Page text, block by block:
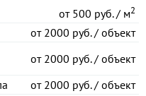
от500 руб. / м2
от2000 руб. / объект
от2000 руб. / объект
от2000 руб. / объект